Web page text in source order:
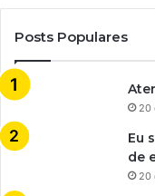
Posts Populares
20
Eu
de
20